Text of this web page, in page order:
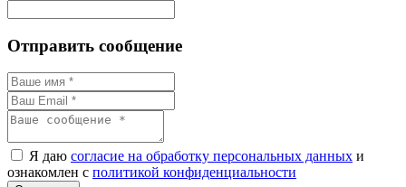
Отправить сообщение
Я даю согласие на обработку персональных данных и
ознакомлен с политикой конфиденциальности